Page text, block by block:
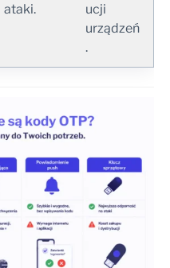
ataki.
ucji
urządzeń
.